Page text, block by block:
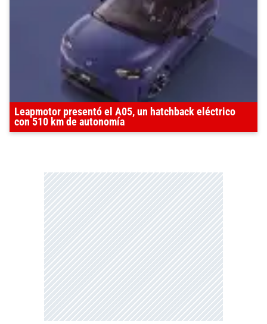
Leapmotor presentó el A05, un hatchback eléctrico
con 510 km de autonomía